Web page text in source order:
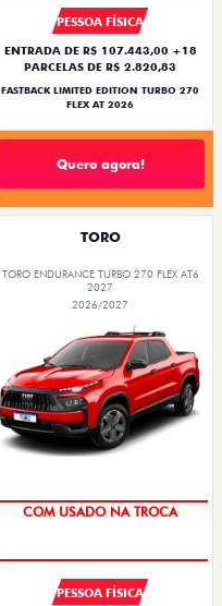
PESSOA FÍSICA
ENTRADA DE R$ 107.443,00 +18
PARCELAS DE R$ 2.820,83
FASTBACK LIMITED EDITION TURBO 270
FLEX AT 2026
Quero agora!
TORO
TORO ENDURANCE TURBO 270 FLEX AT6
2027
2026/2027
COM USADO NA TROCA
PESSOA FÍSICA